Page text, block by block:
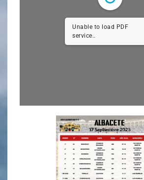
Unable to load PDF
service..